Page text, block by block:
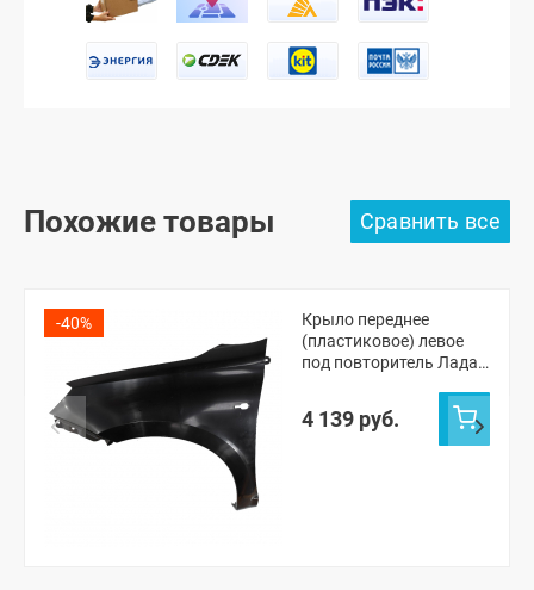
Похожие товары
-40%
Крыло переднее
(пластиковое) левое
под повторитель Лада
4 139 руб.